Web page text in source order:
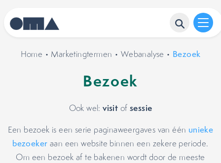
Home • Marketingtermen • Webanalyse • Bezoek
Bezoek
Ook wel:visit of sessie
Een bezoek is een serie paginaweergaves van één unieke
bezoeker aan een website binnen een zekere periode.
Om een bezoek af te bakenen wordt door de meeste